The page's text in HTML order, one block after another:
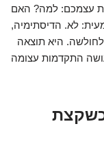
עצמכם: למה? האם
לא. הדיסתימיה,
לחולשה. היא תוצאה
התקדמות עצומה
כשקצת